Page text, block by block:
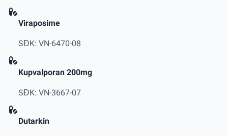
Viraposime
SĐK: VN-6470-08
Kupvalporan 200mg
SĐK: VN-3667-07
Dutarkin